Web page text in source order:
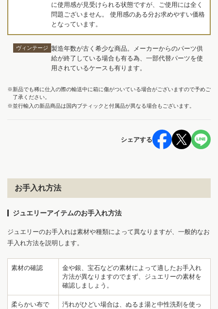
に使用感が見受けられる状態ですが、ご使用には全く
問題ございません。 使用感のある分お求めやすい価格
となっています。
ヴィンテージ 製造年数が古く希少な商品。メーカーからのパーツ供
給が終了している場合も有る為、一部代替パーツを使
用されているケースも有ります。
※新品でも稀に仕入の際の輸送中に箱に傷がついている場合がございますので予めご
了承ください。
※並行輸入の新品商品は国内ブティックと付属品が異なる場合もございます。
シェアする
お手入れ方法
ジュエリーアイテムのお手入れ方法
ジュエリーのお手入れは素材や種類によって異なりますが、一般的なお
手入れ方法を説明します。
素材の確認
金や銀、宝石などの素材によって適したお手入れ
方法が異なりますのでまず、ジュエリーの素材を
確認しましょう。
柔らかい布で
汚れがひどい場合は、ぬるま湯と中性洗剤を使っ